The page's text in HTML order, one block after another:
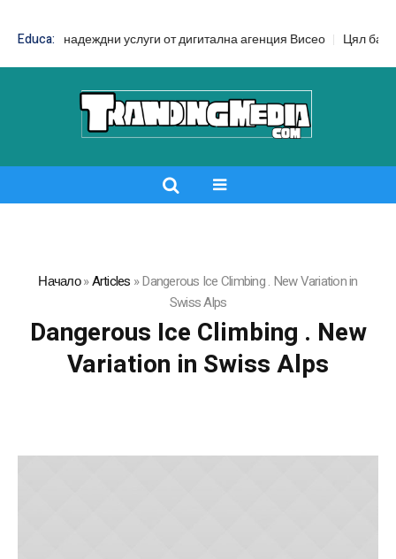
Educa:
– надеждни услуги от дигитална агенция Висео Цял бански
Начало»Articles »Dangerous Ice Climbing . New Variation in
Swiss Alps
Dangerous Ice Climbing . New
Variation in Swiss Alps